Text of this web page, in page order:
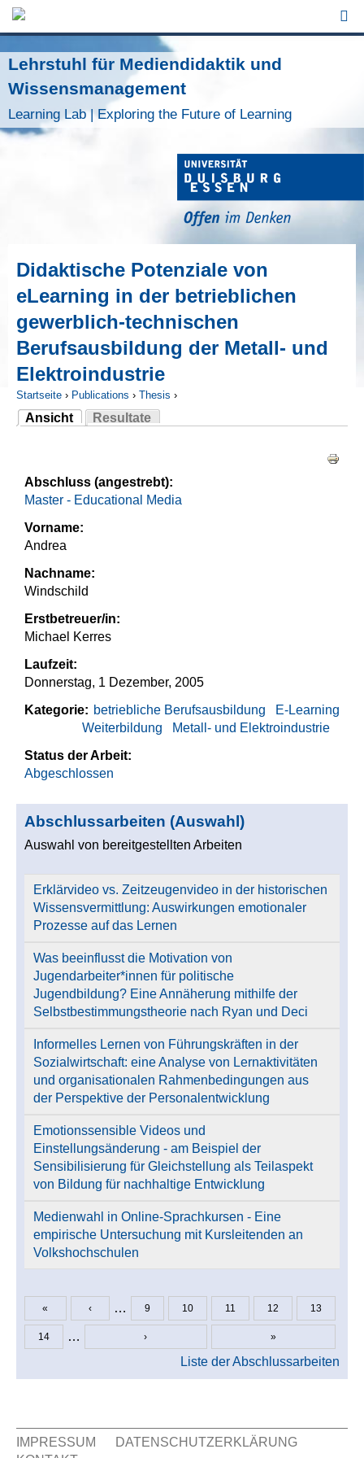
Jump to Navigation
Lehrstuhl für Mediendidaktik und
Wissensmanagement
Learning Lab | Exploring the Future of Learning
Didaktische Potenziale von
eLearning in der betrieblichen
gewerblich-technischen
Berufsausbildung der Metall- und
Elektroindustrie
Sie sind hier
Startseite › Publications › Thesis ›
Ansicht
(aktiver Reiter)
Resultate
Abschluss (angestrebt):
Master - Educational Media
Vorname:
Andrea
Nachname:
Windschild
Erstbetreuer/in:
Michael Kerres
Laufzeit:
Donnerstag, 1 Dezember, 2005
Kategorie:
E-Learning
betriebliche Berufsausbildung
Metall- und Elektroindustrie
Weiterbildung
Status der Arbeit:
Abgeschlossen
Abschlussarbeiten (Auswahl)
Auswahl von bereitgestellten Arbeiten
Erklärvideo vs. Zeitzeugenvideo in der historischen
Wissensvermittlung: Auswirkungen emotionaler
Prozesse auf das Lernen
Was beeinflusst die Motivation von
Jugendarbeiter*innen für politische
Jugendbildung? Eine Annäherung mithilfe der
Selbstbestimmungstheorie nach Ryan und Deci
Informelles Lernen von Führungskräften in der
Sozialwirtschaft: eine Analyse von Lernaktivitäten
und organisationalen Rahmenbedingungen aus
der Perspektive der Personalentwicklung
Emotionssensible Videos und
Einstellungsänderung - am Beispiel der
Sensibilisierung für Gleichstellung als Teilaspekt
von Bildung für nachhaltige Entwicklung
Medienwahl in Online-Sprachkursen - Eine
empirische Untersuchung mit Kursleitenden an
Volkshochschulen
Seiten
« ‹ … 9 10 11 12 13
14 … › »
Liste der Abschlussarbeiten
IMPRESSUM
DATENSCHUTZERKLÄRUNG